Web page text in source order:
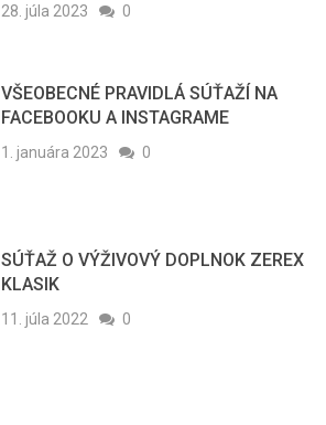
28. júla 2023 0
VŠEOBECNÉ PRAVIDLÁ SÚŤAŽÍ NA
FACEBOOKU A INSTAGRAME
1. januára 2023 0
SÚŤAŽ O VÝŽIVOVÝ DOPLNOK ZEREX
KLASIK
11. júla 2022 0